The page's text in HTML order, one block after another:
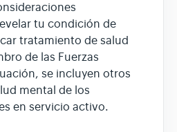
tu condición de
tratamiento de salud
de las Fuerzas
se incluyen otros
mental de los
en servicio activo.